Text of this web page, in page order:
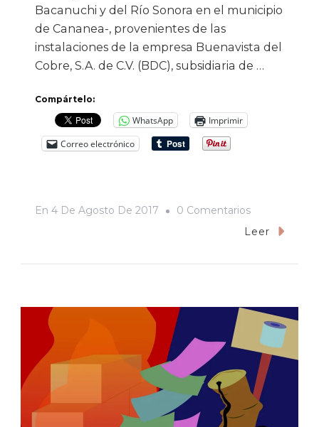
Bacanuchi y del Río Sonora en el municipio
de Cananea-, provenientes de las
instalaciones de la empresa Buenavista del
Cobre, S.A. de C.V. (BDC), subsidiaria de …
Compártelo:
WhatsApp
Imprimir
Correo electrónico
En 4 De Agosto De 2017 0 ComentariosEn
Tres
Opacidad
Violación
De
Los
Derechos
Leer